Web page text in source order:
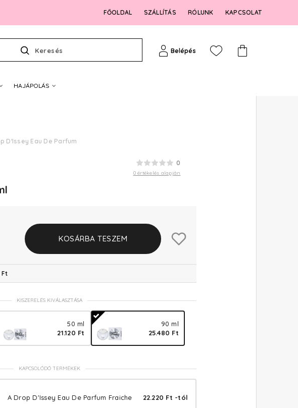
FŐOLDAL SZÁLLÍTÁS RÓLUNK KAPCSOLAT
Keresés Belépés
HAJÁPOLÁS
D'Issey Eau De Parfum
0
0 értékelés alapján
KOSÁRBA TESZEM
Ft
KISZERELÉS KIVÁLASZTÁSA
50 ml
21.120 Ft
90 ml
25.480 Ft
KAPCSOLÓDÓ TERMÉKEK
A Drop D'Issey Eau De Parfum Fraiche 22.220 Ft -tól